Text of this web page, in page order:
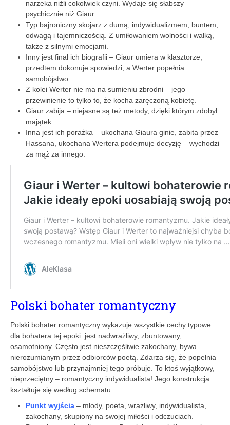
narzeka niźli cokolwiek czyni. Wydaje się słabszy
psychicznie niż Giaur.
Typ bajroniczny skojarz z dumą, indywidualizmem, buntem,
odwagą i tajemniczością. Z umiłowaniem wolności i walką,
także z silnymi emocjami.
Inny jest finał ich biografii – Giaur umiera w klasztorze,
przedtem dokonuje spowiedzi, a Werter popełnia
samobójstwo.
Z kolei Werter nie ma na sumieniu zbrodni – jego
przewinienie to tylko to, że kocha zaręczoną kobietę.
Giaur zabija – niejasne są też metody, dzięki którym zdobył
majątek.
Inna jest ich porażka – ukochana Giaura ginie, zabita przez
Hassana, ukochana Wertera podejmuje decyzję – wychodzi
za mąż za innego.
Polski bohater romantyczny
Polski bohater romantyczny wykazuje wszystkie cechy typowe
dla bohatera tej epoki: jest nadwrażliwy, zbuntowany,
osamotniony. Często jest nieszczęśliwie zakochany, bywa
nierozumianym przez odbiorców poetą. Zdarza się, że popełnia
samobójstwo lub przynajmniej tego próbuje. To ktoś wyjątkowy,
nieprzeciętny – romantyczny indywidualista! Jego konstrukcja
kształtuje się według schematu:
Punkt wyjścia – młody, poeta, wrażliwy, indywidualista,
zakochany, skupiony na swojej miłości i odczuciach.